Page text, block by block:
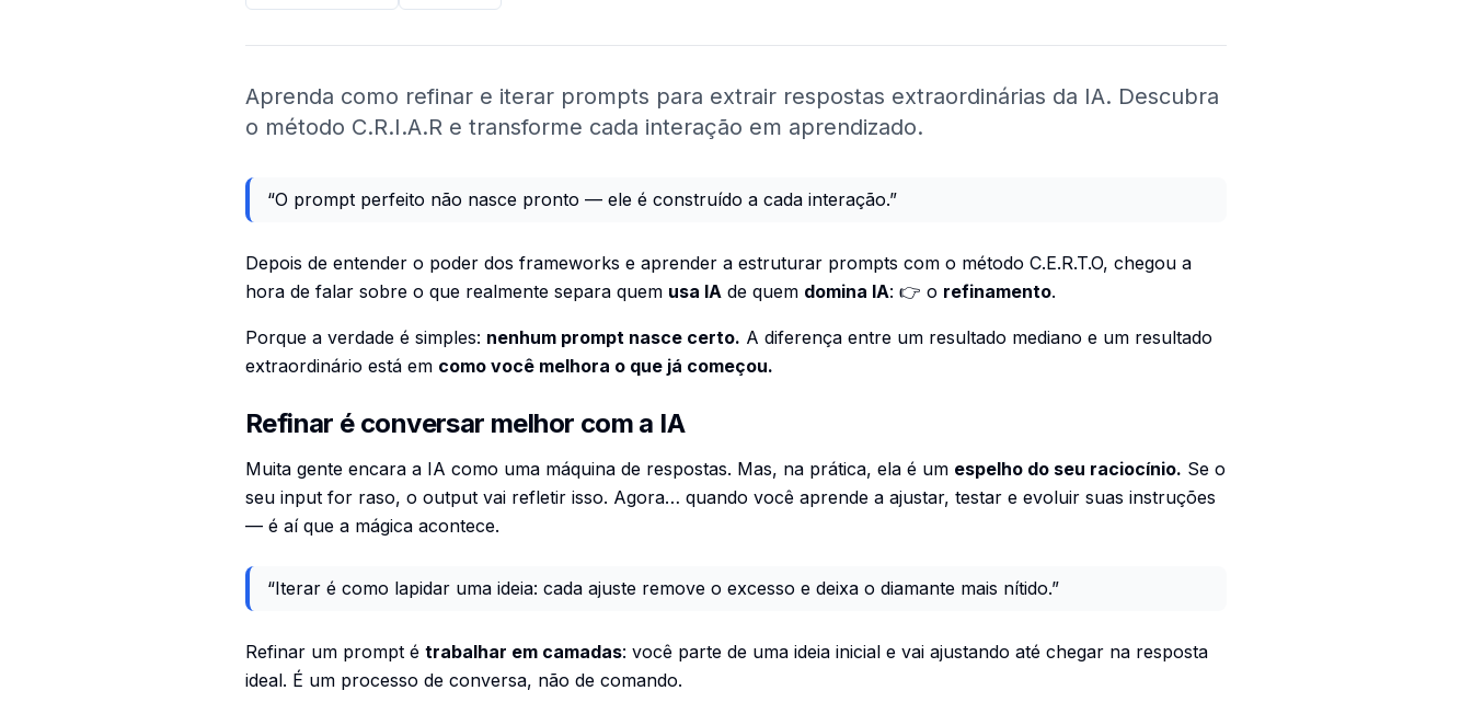
Aprenda como refinar e iterar prompts para extrair respostas extraordinárias da IA. Descubra
o método C.R.I.A.R e transforme cada interação em aprendizado.
“O prompt perfeito não nasce pronto — ele é construído a cada interação.”
Depois de entender o poder dos frameworks e aprender a estruturar prompts com o método C.E.R.T.O, chegou a
hora de falar sobre o que realmente separa quem usa IA de quem domina IA: 👉 o refinamento.
Porque a verdade é simples: nenhum prompt nasce certo. A diferença entre um resultado mediano e um resultado
extraordinário está em como você melhora o que já começou.
Refinar é conversar melhor com a IA
Muita gente encara a IA como uma máquina de respostas. Mas, na prática, ela é um espelho do seu raciocínio. Se o
seu input for raso, o output vai refletir isso. Agora… quando você aprende a ajustar, testar e evoluir suas instruções
— é aí que a mágica acontece.
“Iterar é como lapidar uma ideia: cada ajuste remove o excesso e deixa o diamante mais nítido.”
Refinar um prompt é trabalhar em camadas: você parte de uma ideia inicial e vai ajustando até chegar na resposta
ideal. É um processo de conversa, não de comando.